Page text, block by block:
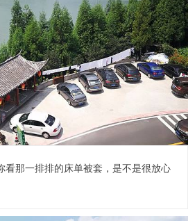
看那一排排的床单被套，是不是很放心